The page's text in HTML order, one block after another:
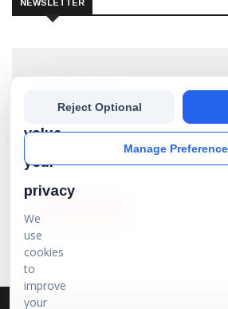
NEWSLETTER
Subscribe our newsletter to get the
your inbox!
value
your
privacy
We
use
cookies
to
improve
your
Manage
Reject Optional